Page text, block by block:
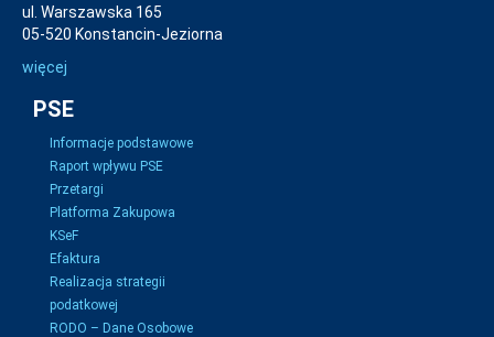
ul. Warszawska 165
05-520 Konstancin-Jeziorna
więcej
PSE
Informacje podstawowe
Raport wpływu PSE
Przetargi
Platforma Zakupowa
KSeF
Efaktura
Realizacja strategii
podatkowej
RODO – Dane Osobowe